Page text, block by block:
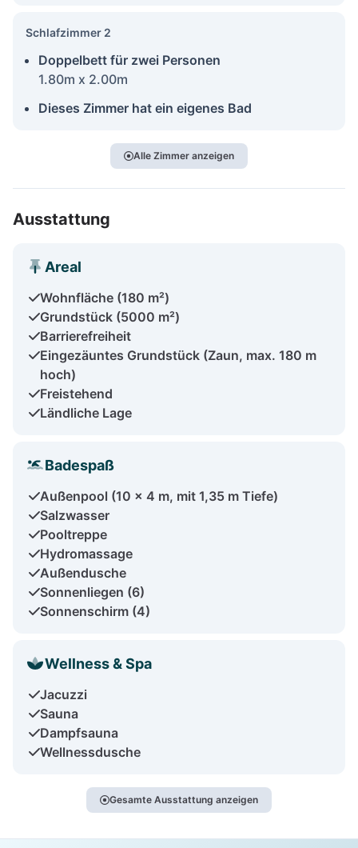
Schlafzimmer 2
Doppelbett für zwei Personen
1.80m x 2.00m
Dieses Zimmer hat ein eigenes Bad
Alle Zimmer anzeigen
Ausstattung
Areal
Wohnfläche (180 m²)
Grundstück (5000 m²)
Barrierefreiheit
Eingezäuntes Grundstück (Zaun, max. 180 m
hoch)
Freistehend
Ländliche Lage
Badespaß
Außenpool (10 x 4 m, mit 1,35 m Tiefe)
Salzwasser
Pooltreppe
Hydromassage
Außendusche
Sonnenliegen (6)
Sonnenschirm (4)
Wellness & Spa
Jacuzzi
Sauna
Dampfsauna
Wellnessdusche
Gesamte Ausstattung anzeigen